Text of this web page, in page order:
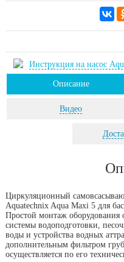
Инструкция на насос
Описание
Видео
Циркуляционный
Aquatechnix Aqua Maxi 5 для
Простой монтаж оборудования
системы водоподготовки,
воды и устройства водных
дополнительным фильтром
осуществляется по его